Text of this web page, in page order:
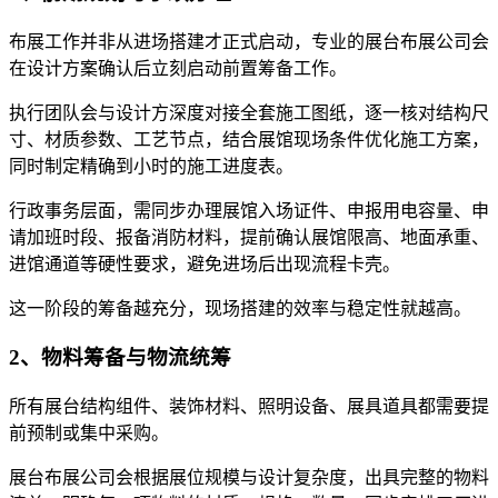
布展工作并非从进场搭建才正式启动，专业的展台布展公司会
在设计方案确认后立刻启动前置筹备工作。
执行团队会与设计方深度对接全套施工图纸，逐一核对结构尺
寸、材质参数、工艺节点，结合展馆现场条件优化施工方案，
同时制定精确到小时的施工进度表。
行政事务层面，需同步办理展馆入场证件、申报用电容量、申
请加班时段、报备消防材料，提前确认展馆限高、地面承重、
进馆通道等硬性要求，避免进场后出现流程卡壳。
这一阶段的筹备越充分，现场搭建的效率与稳定性就越高。
2、物料筹备与物流统筹
所有展台结构组件、装饰材料、照明设备、展具道具都需要提
前预制或集中采购。
展台布展公司会根据展位规模与设计复杂度，出具完整的物料